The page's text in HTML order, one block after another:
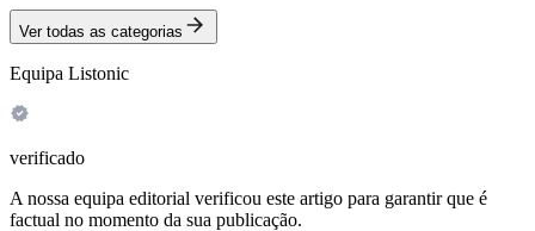
Ver todas as categorias
Equipa Listonic
verificado
A nossa equipa editorial verificou este artigo para garantir que é
factual no momento da sua publicação.